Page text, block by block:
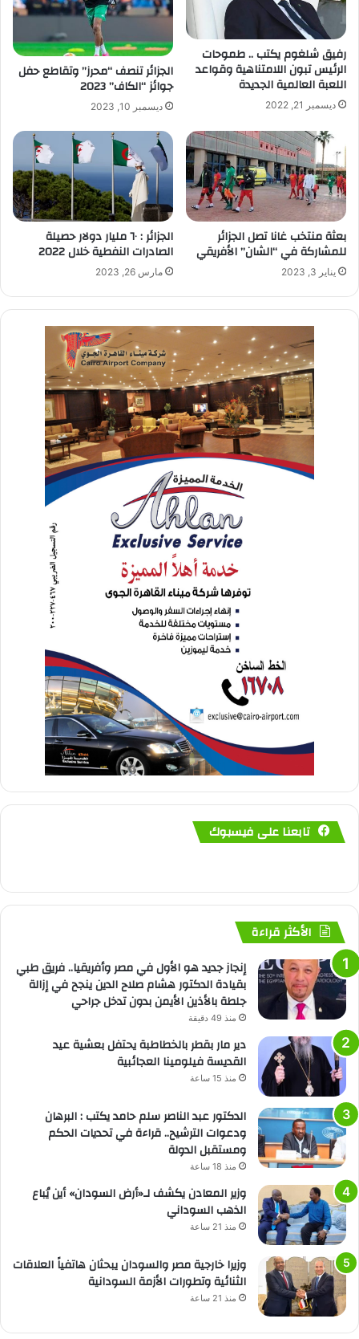
رفيق شلغوم يكتب .. طموحات
الرئيس تبون اللامتناهية وقواعد
اللعبة العالمية الجديدة
ديسمبر 21, 2022
الجزائر تنصف “محرز” وتقاطع حفل
جوائز “الكاف” 2023
ديسمبر 10, 2023
بعثة منتخب غانا تصل الجزائر
للمشاركة في “الشان” الأفريقي
يناير 3, 2023
الجزائر : ٦٠ مليار دولار حصيلة
الصادرات النفطية خلال 2022
مارس 26, 2023
تابعنا على فيسبوك
الأكثر قراءة
إنجاز جديد هو الأول في مصر وأفريقيا.. فريق طبي
بقيادة الدكتور هشام صلاح الدين ينجح في إزالة
جلطة بالأذين الأيمن بدون تدخل جراحي
منذ 49 دقيقة
دير مار بقطر بالخطاطبة يحتفل بعشية عيد
القديسة فيلومينا العجائبية
منذ 15 ساعة
الدكتور عبد الناصر سلم حامد يكتب : البرهان
ودعوات الترشيح.. قراءة في تحديات الحكم
ومستقبل الدولة
منذ 18 ساعة
وزير المعادن يكشف لـ«أرض السودان» أين يُباع
الذهب السوداني
منذ 21 ساعة
وزيرا خارجية مصر والسودان يبحثان هاتفياً العلاقات
الثنائية وتطورات الأزمة السودانية
منذ 21 ساعة